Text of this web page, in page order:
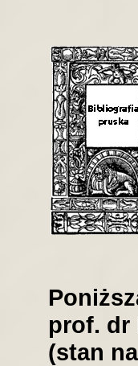
prof. dr
(stan